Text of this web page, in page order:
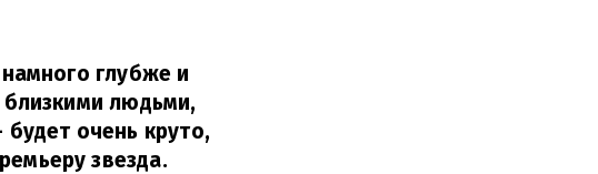
глубже и
людьми,
очень круто,
звезда.